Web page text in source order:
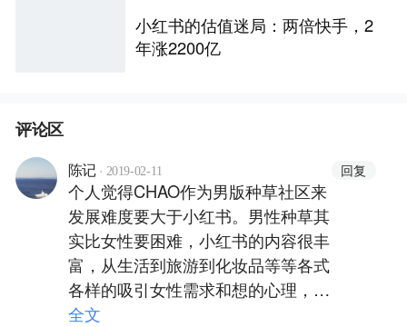
小红书的估值迷局：两倍快手，2
年涨2200亿
评论区
陈记 · 2019-02-11 回复
个人觉得CHAO作为男版种草社区来
发展难度要大于小红书。男性种草其
实比女性要困难，小红书的内容很丰
富，从生活到旅游到化妆品等等各式
各样的吸引女性需求和想的心理，单
这一方面可以吸引巨大的潜在女性用
全文